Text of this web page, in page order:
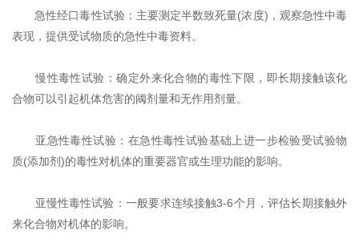
‌急性经口毒性试验‌：主要测定半数致死量(浓度)，观察急性中毒
表现，提供受试物质的急性中毒资料‌。
‌慢性毒性试验‌：确定外来化合物的毒性下限，即长期接触该化
合物可以引起机体危害的阈剂量和无作用剂量‌。
‌亚急性毒性试验‌：在急性毒性试验基础上进一步检验受试验物
质(添加剂)的毒性对机体的重要器官或生理功能的影响‌。
‌亚慢性毒性试验‌：一般要求连续接触3-6个月，评估长期接触外
来化合物对机体的影响‌。